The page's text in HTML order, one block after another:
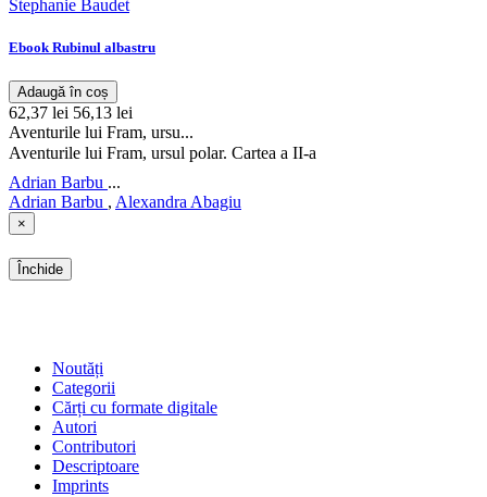
Stephanie Baudet
Ebook Rubinul albastru
Adaugă în coș
62,37 lei 56,13 lei
Aventurile lui Fram, ursu...
Aventurile lui Fram, ursul polar. Cartea a II-a
Adrian Barbu ...
Adrian Barbu , Alexandra Abagiu
×
Închide
Noutăți
Categorii
Cărți cu formate digitale
Autori
Contributori
Descriptoare
Imprints